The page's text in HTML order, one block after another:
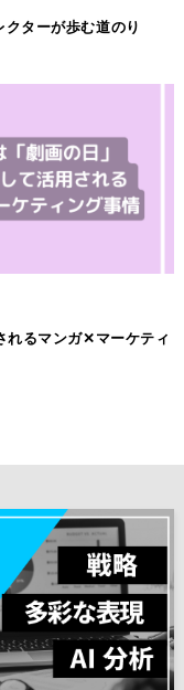
クターが歩む道のり
れるマンガ✕マーケティ